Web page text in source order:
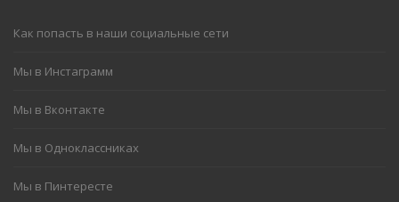
Как попасть в наши социальные сети
Мы в Инстаграмм
Мы в Вконтакте
Мы в Одноклассниках
Мы в Пинтересте